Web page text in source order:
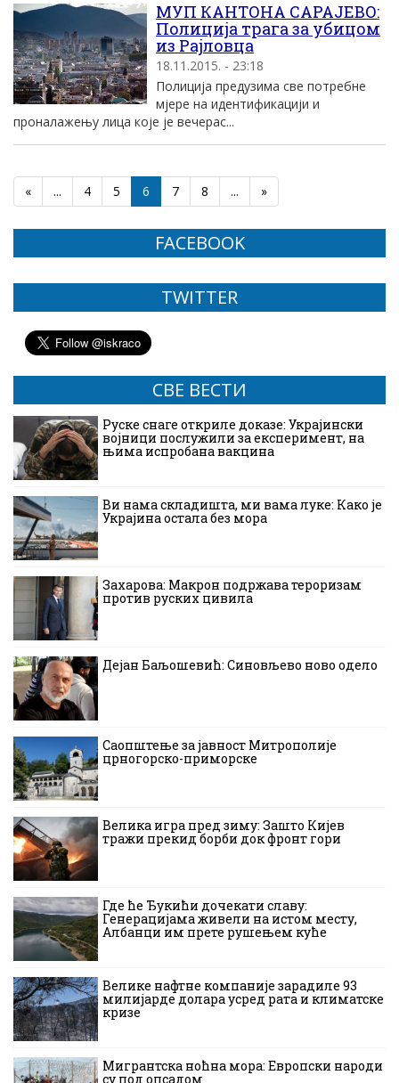
МУП КАНТОНА САРАЈЕВО:
Полиција трага за убицом
из Рајловца
18.11.2015. - 23:18
Полиција предузима све потребне
мјере на идентификацији и
проналажењу лица које је вечерас...
« ... 4 5 6 7 8 ... »
FACEBOOK
TWITTER
СВЕ ВЕСТИ
Руске снаге откриле доказе: Украјински
војници послужили за експеримент, на
њима испробана вакцина
Ви нама складишта, ми вама луке: Како је
Украјина остала без мора
Захарова: Макрон подржава тероризам
против руских цивила
Дејан Баљошевић: Синовљево ново одело
Саопштење за јавност Митрополије
црногорско-приморске
Велика игра пред зиму: Зашто Кијев
тражи прекид борби док фронт гори
Где ће Ђукићи дочекати славу:
Генерацијама живели на истом месту,
Албанци им прете рушењем куће
Велике нафтне компаније зарадиле 93
милијарде долара усред рата и климатске
кризе
Мигрантска ноћна мора: Европски народи
су под опсадом